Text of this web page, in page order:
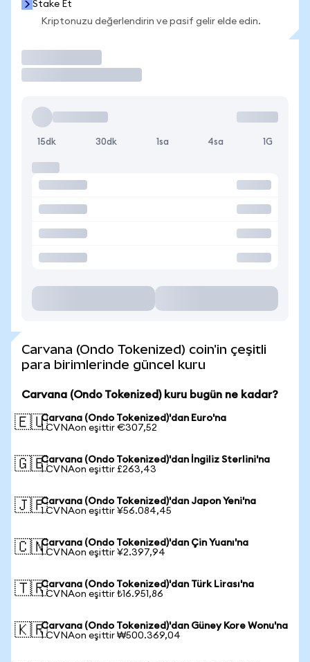
Stake Et
Kriptonuzu değerlendirin ve pasif gelir elde edin.
15dk 30dk 1sa 4sa 1G
Carvana (Ondo Tokenized) coin'in çeşitli
para birimlerinde güncel kuru
Carvana (Ondo Tokenized) kuru bugün ne kadar?
🇪🇺Carvana (Ondo Tokenized)'dan Euro'na
1 CVNAon eşittir €307,52
🇬🇧Carvana (Ondo Tokenized)'dan İngiliz Sterlini'na
1 CVNAon eşittir £263,43
🇯🇵Carvana (Ondo Tokenized)'dan Japon Yeni'na
1 CVNAon eşittir ¥56.084,45
🇨🇳Carvana (Ondo Tokenized)'dan Çin Yuanı'na
1 CVNAon eşittir ¥2.397,94
🇹🇷Carvana (Ondo Tokenized)'dan Türk Lirası'na
1 CVNAon eşittir ₺16.951,86
🇰🇷Carvana (Ondo Tokenized)'dan Güney Kore Wonu'na
1 CVNAon eşittir ₩500.369,04